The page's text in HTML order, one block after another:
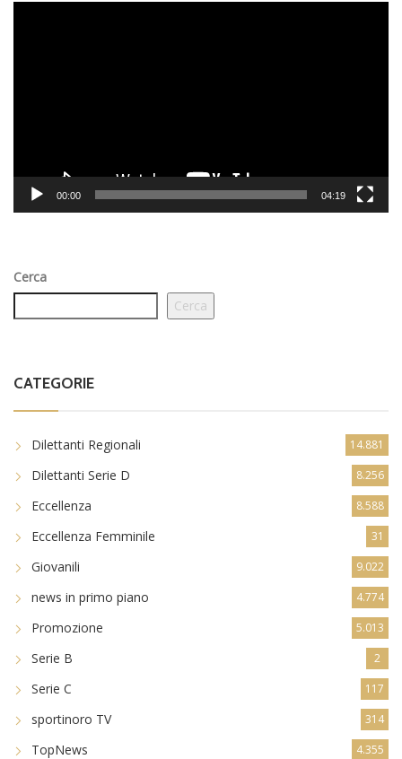
00:00 04:19
Cerca
Cerca
CATEGORIE
Dilettanti Regionali 14.881
Dilettanti Serie D 8.256
Eccellenza 8.588
Eccellenza Femminile 31
Giovanili 9.022
news in primo piano 4.774
Promozione 5.013
Serie B 2
Serie C 117
sportinoro TV 314
TopNews 4.355